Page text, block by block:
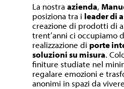
La nostraazienda,
posiziona tra i leader di
creazione di prodotti di
trent’anni ci occupiamo
realizzazione di porte
soluzioni su misura.
finiture studiate nel
regalare emozioni e
anonimi in spazi da